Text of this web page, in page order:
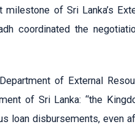
of Sri Lanka’s
coordinated the
of External
of Sri Lanka: “the
loan disbursements, even